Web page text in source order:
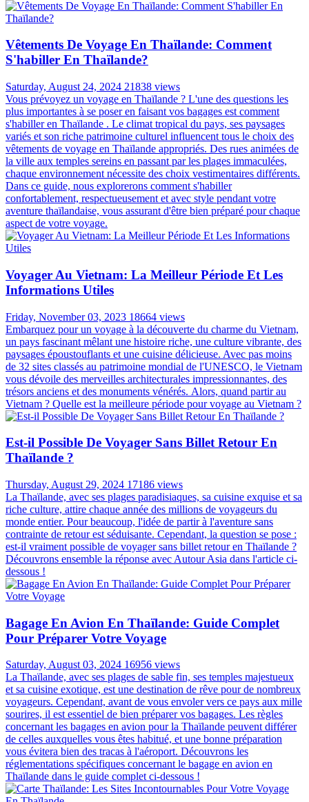
Vêtements De Voyage En Thaïlande: Comment
S'habiller En Thaïlande?
Saturday, August 24, 2024 21838 views
Vous prévoyez un voyage en Thaïlande ? L'une des questions les
plus importantes à se poser en faisant vos bagages est comment
s'habiller en Thaïlande . Le climat tropical du pays, ses paysages
variés et son riche patrimoine culturel influencent tous le choix des
vêtements de voyage en Thaïlande appropriés. Des rues animées de
la ville aux temples sereins en passant par les plages immaculées,
chaque environnement nécessite des choix vestimentaires différents.
Dans ce guide, nous explorerons comment s'habiller
confortablement, respectueusement et avec style pendant votre
aventure thaïlandaise, vous assurant d'être bien préparé pour chaque
aspect de votre voyage.
Voyager Au Vietnam: La Meilleur Période Et Les
Informations Utiles
Friday, November 03, 2023 18664 views
Embarquez pour un voyage à la découverte du charme du Vietnam,
un pays fascinant mêlant une histoire riche, une culture vibrante, des
paysages époustouflants et une cuisine délicieuse. Avec pas moins
de 32 sites classés au patrimoine mondial de l'UNESCO, le Vietnam
vous dévoile des merveilles architecturales impressionnantes, des
trésors anciens et des monuments vénérés. Alors, quand partir au
Vietnam ? Quelle est la meilleure période pour voyage au Vietnam ?
Est-il Possible De Voyager Sans Billet Retour En
Thaïlande ?
Thursday, August 29, 2024 17186 views
La Thaïlande, avec ses plages paradisiaques, sa cuisine exquise et sa
riche culture, attire chaque année des millions de voyageurs du
monde entier. Pour beaucoup, l'idée de partir à l'aventure sans
contrainte de retour est séduisante. Cependant, la question se pose :
est-il vraiment possible de voyager sans billet retour en Thaïlande ?
Découvrons ensemble la réponse avec Autour Asia dans l'article ci-
dessous !
Bagage En Avion En Thaïlande: Guide Complet
Pour Préparer Votre Voyage
Saturday, August 03, 2024 16956 views
La Thaïlande, avec ses plages de sable fin, ses temples majestueux
et sa cuisine exotique, est une destination de rêve pour de nombreux
voyageurs. Cependant, avant de vous envoler vers ce pays aux mille
sourires, il est essentiel de bien préparer vos bagages. Les règles
concernant les bagages en avion pour la Thaïlande peuvent différer
de celles auxquelles vous êtes habitué, et une bonne préparation
vous évitera bien des tracas à l'aéroport. Découvrons les
réglementations spécifiques concernant le bagage en avion en
Thaïlande dans le guide complet ci-dessous !